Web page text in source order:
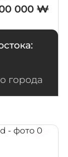
000 ₩
города